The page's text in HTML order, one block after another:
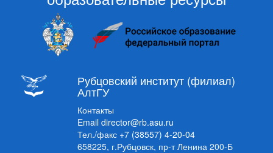
Рубцовский институт (филиал)
АлтГУ
Контакты
Email director@rb.asu.ru
Тел./факс +7 (38557) 4-20-04
658225, г.Рубцовск, пр-т Ленина 200-Б